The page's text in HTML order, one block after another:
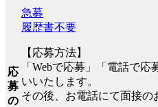
応
募
の
急募
履歴書不要
【応募方法】
「Webで応募」「電話で
いいたします。
その後、お電話にて面接の